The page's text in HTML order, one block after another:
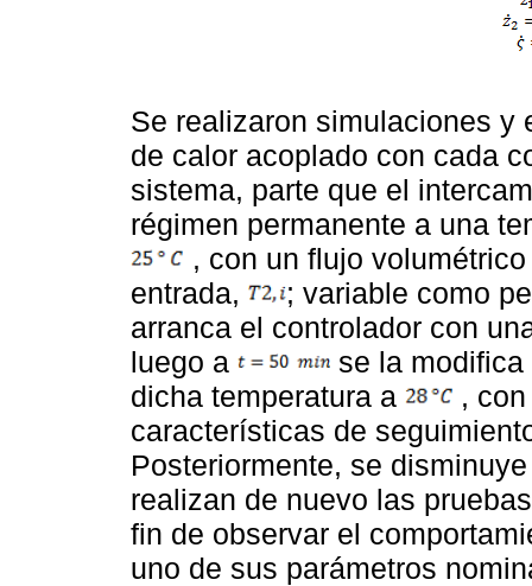
Se realizaron simulaciones y
de calor acoplado con cada
sistema, parte que el
régimen permanente a una
, con un flujo
entrada,
; variable como
arranca el controlador con
luego a
se la
dicha temperatura a
,
características de
Posteriormente, se
realizan de nuevo las
fin de observar el
uno de sus parámetros